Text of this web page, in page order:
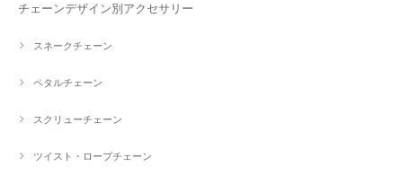
チェーンデザイン別アクセサリー
スネークチェーン
ペタルチェーン
スクリューチェーン
ツイスト・ロープチェーン